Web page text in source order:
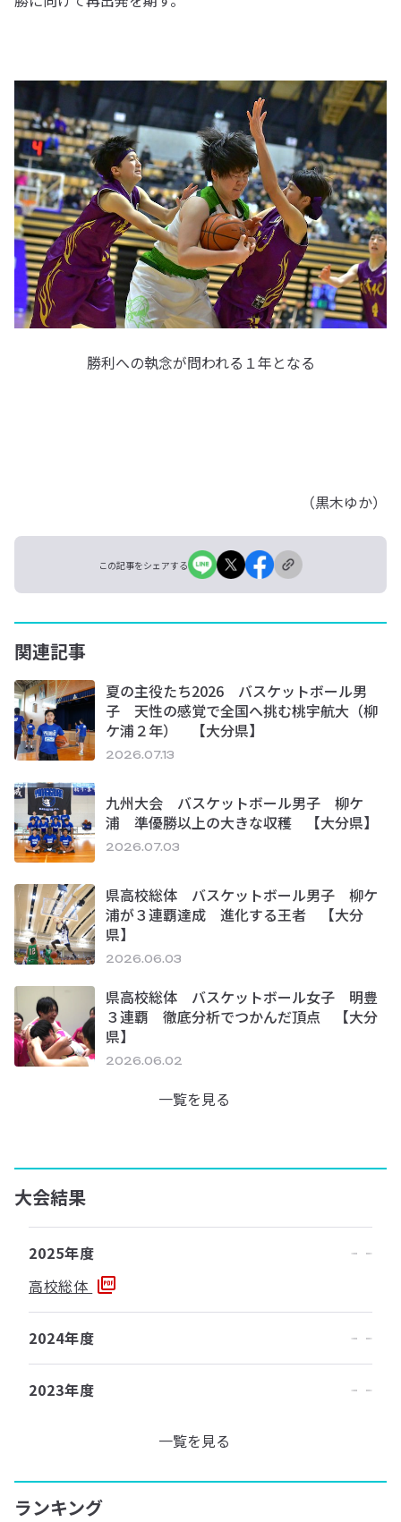
勝利への執念が問われる１年となる
（黒木ゆか）
この記事をシェアする
関連記事
夏の主役たち2026 バスケットボール男
子 天性の感覚で全国へ挑む桃宇航大（柳
ケ浦２年） 【大分県】
2026.07.13
九州大会 バスケットボール男子 柳ケ
浦 準優勝以上の大きな収穫 【大分県】
2026.07.03
県高校総体 バスケットボール男子 柳ケ
浦が３連覇達成 進化する王者 【大分
県】
2026.06.03
県高校総体 バスケットボール女子 明豊
３連覇 徹底分析でつかんだ頂点 【大分
県】
2026.06.02
一覧を見る
大会結果
2025年度
高校総体
2024年度
2023年度
一覧を見る
ランキング